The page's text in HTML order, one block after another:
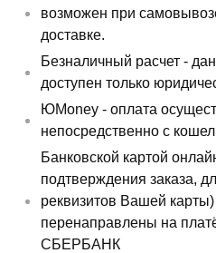
возможен при
доставке.
Безналичный расчет -
доступен только
ЮMoney - оплата
непосредственно с
Банковской картой
подтверждения заказа,
реквизитов Вашей
перенаправлены на
СБЕРБАНК